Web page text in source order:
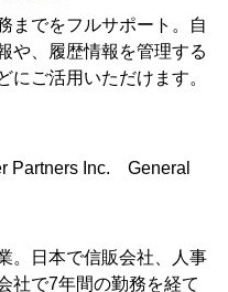
までをフルサポート。自
や、履歴情報を管理する
にご活用いただけます。
Partners Inc. General
。日本で信販会社、人事
社で7年間の勤務を経て